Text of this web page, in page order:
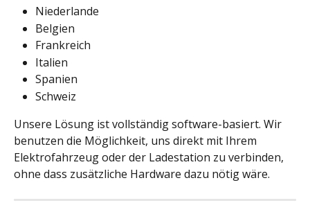
Niederlande
Belgien
Frankreich
Italien
Spanien
Schweiz
Unsere Lösung ist vollständig software-basiert. Wir
benutzen die Möglichkeit, uns direkt mit Ihrem
Elektrofahrzeug oder der Ladestation zu verbinden,
ohne dass zusätzliche Hardware dazu nötig wäre.